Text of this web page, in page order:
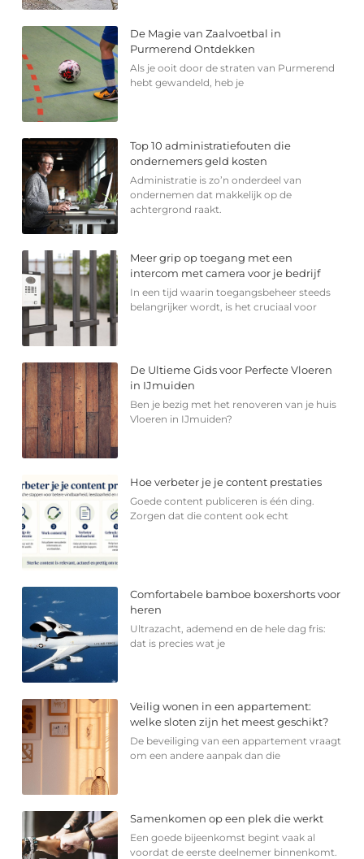
De Magie van Zaalvoetbal in
Purmerend Ontdekken
Als je ooit door de straten van Purmerend
hebt gewandeld, heb je
Top 10 administratiefouten die
ondernemers geld kosten
Administratie is zo’n onderdeel van
ondernemen dat makkelijk op de
achtergrond raakt.
Meer grip op toegang met een
intercom met camera voor je bedrijf
In een tijd waarin toegangsbeheer steeds
belangrijker wordt, is het cruciaal voor
De Ultieme Gids voor Perfecte Vloeren
in IJmuiden
Ben je bezig met het renoveren van je huis
Vloeren in IJmuiden?
Hoe verbeter je je content prestaties
Goede content publiceren is één ding.
Zorgen dat die content ook echt
Comfortabele bamboe boxershorts voor
heren
Ultrazacht, ademend en de hele dag fris:
dat is precies wat je
Veilig wonen in een appartement:
welke sloten zijn het meest geschikt?
De beveiliging van een appartement vraagt
om een andere aanpak dan die
Samenkomen op een plek die werkt
Een goede bijeenkomst begint vaak al
voordat de eerste deelnemer binnenkomt.